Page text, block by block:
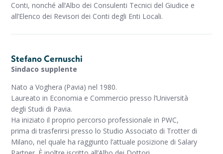
Conti, nonché all’Albo dei Consulenti Tecnici del Giudice e
all’Elenco dei Revisori dei Conti degli Enti Locali.
Stefano Cernuschi
Sindaco supplente
Nato a Voghera (Pavia) nel 1980.
Laureato in Economia e Commercio presso l’Università
degli Studi di Pavia.
Ha iniziato il proprio percorso professionale in PWC,
prima di trasferirsi presso lo Studio Associato di Trotter di
Milano, nel quale ha raggiunto l’attuale posizione di Salary